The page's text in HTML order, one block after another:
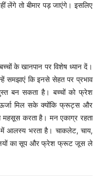
लेंगे तो बीमार पड़ जाएंगे। इसलिए
के खानपान पर विशेष ध्यान दें।
समझाएं कि इनसे सेहत पर प्रभाव
बन सकता है। बच्चों को फ्रेश
मिल सके क्योंकि फ्रूट्स और
महसूस करता है। मन एकाग्र रहता
में आलस्य भरता है। चाकलेट, चाय,
का सूप और फ्रेश फ्रूट जूस ले